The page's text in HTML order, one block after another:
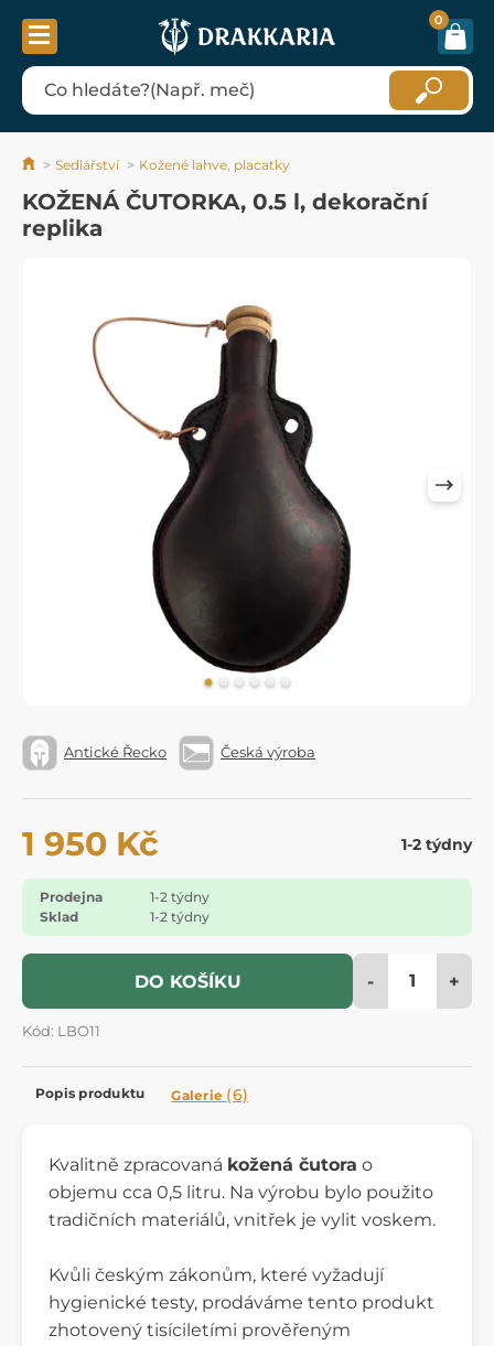
0
Sedlářství Kožené lahve, placatky
KOŽENÁ ČUTORKA, 0.5 l, dekorační
replika
Antické Řecko Česká výroba
1 950 Kč 1-2 týdny
Prodejna
1-2 týdny
Sklad
1-2 týdny
DO KOŠÍKU - +
Kód: LBO11
Popis produktu Galerie (6)
Kvalitně zpracovaná kožená čutora o
objemu cca 0,5 litru. Na výrobu bylo použito
tradičních materiálů, vnitřek je vylit voskem.
Kvůli českým zákonům, které vyžadují
hygienické testy, prodáváme tento produkt
zhotovený tisíciletími prověřeným